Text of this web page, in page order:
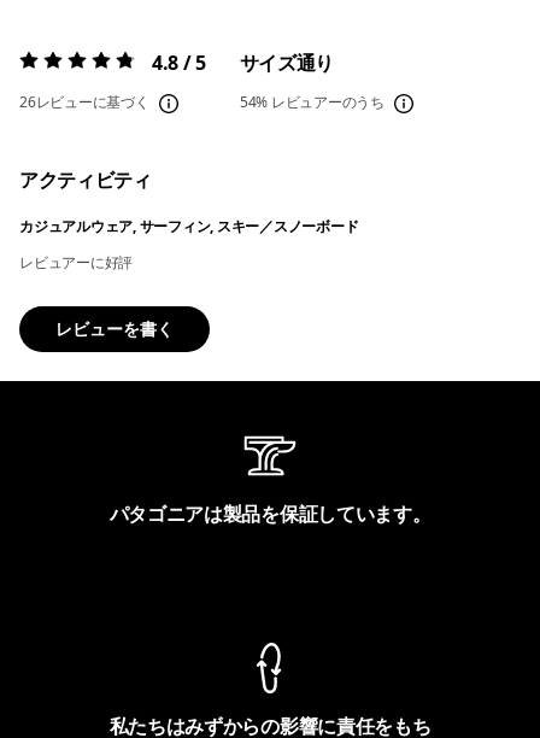
評価:4.8 / 5 4.8 / 5
26レビューに基づく
サイズ通り
54% レビュアーのうち
アクティビティ
カジュアルウェア, サーフィン, スキー／スノーボード
レビュアーに好評
レビューを書く
パタゴニアは製品を保証しています。
私たちはみずからの影響に責任をもち